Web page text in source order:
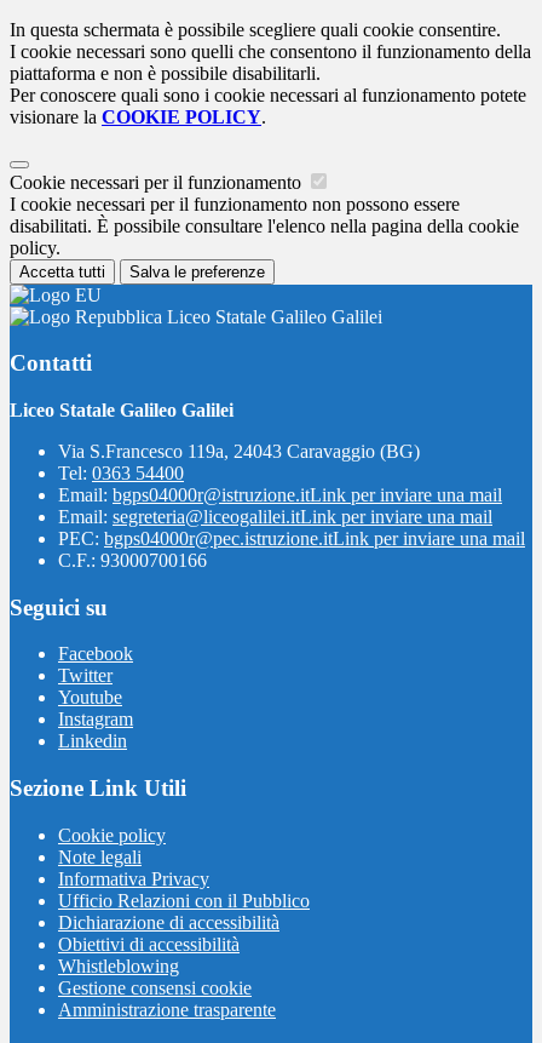
In questa schermata è possibile scegliere quali cookie consentire.
I cookie necessari sono quelli che consentono il funzionamento della
piattaforma e non è possibile disabilitarli.
Per conoscere quali sono i cookie necessari al funzionamento potete
visionare la COOKIE POLICY.
Cookie necessari per il funzionamento
I cookie necessari per il funzionamento non possono essere
disabilitati. È possibile consultare l'elenco nella pagina della cookie
policy.
Accetta tutti Salva le preferenze
Liceo Statale Galileo Galilei
Contatti
Liceo Statale Galileo Galilei
Via S.Francesco 119a, 24043 Caravaggio (BG)
Tel: 0363 54400
Email: bgps04000r@istruzione.itLink per inviare una mail
Email: segreteria@liceogalilei.itLink per inviare una mail
PEC: bgps04000r@pec.istruzione.itLink per inviare una mail
C.F.: 93000700166
Seguici su
Facebook
Twitter
Youtube
Instagram
Linkedin
Sezione Link Utili
Cookie policy
Note legali
Informativa Privacy
Ufficio Relazioni con il Pubblico
Dichiarazione di accessibilità
Obiettivi di accessibilità
Whistleblowing
Gestione consensi cookie
Amministrazione trasparente